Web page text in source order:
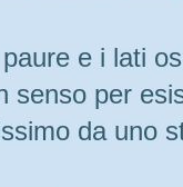
e i lati
senso per
da uno